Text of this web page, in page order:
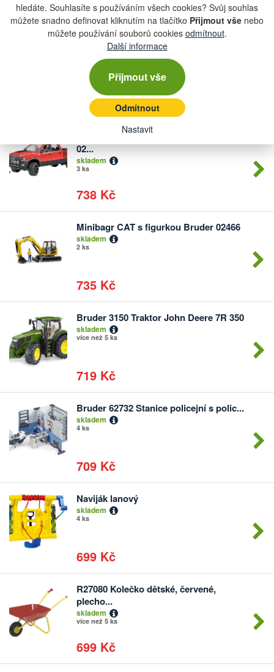
hledáte. Souhlasíte s používáním všech cookies? Svůj souhlas
můžete snadno definovat kliknutím na tlačítko Přijmout vše nebo
můžete používání souborů cookies odmítnout.
Další informace
Přijmout vše
Odmítnout
Nastavit
750 Kč
Stáj pro krávy kráva tele a farmář Bru...
skladem
více než 5 ks
750 Kč
Počet
kusů
Auto terénní Ram Power Wagon Bruder
02...
skladem
3 ks
738 Kč
Počet
Minibagr CAT s figurkou Bruder 02466
skladem
2 ks
735 Kč
Počet
kusů
Bruder 3150 Traktor John Deere 7R 350
skladem
více než 5 ks
719 Kč
Počet
kusů
Bruder 62732 Stanice policejní s polic...
skladem
4 ks
709 Kč
Počet
kusů
Naviják lanový
skladem
4 ks
699 Kč
Počet
kusů
R27080 Kolečko dětské, červené,
plecho...
skladem
více než 5 ks
699 Kč
Počet